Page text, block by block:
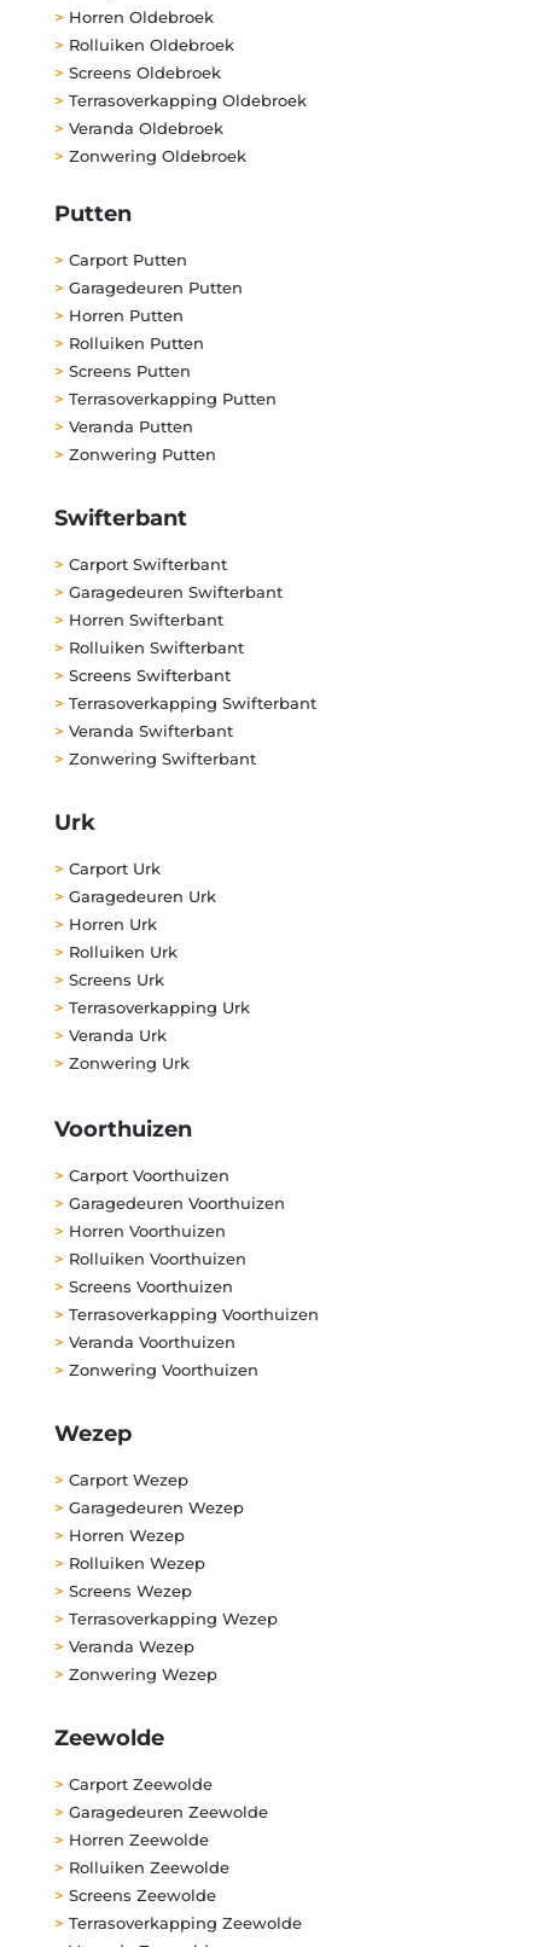
> Horren Oldebroek
> Rolluiken Oldebroek
> Screens Oldebroek
> Terrasoverkapping Oldebroek
> Veranda Oldebroek
> Zonwering Oldebroek
Putten
> Carport Putten
> Garagedeuren Putten
> Horren Putten
> Rolluiken Putten
> Screens Putten
> Terrasoverkapping Putten
> Veranda Putten
> Zonwering Putten
Swifterbant
> Carport Swifterbant
> Garagedeuren Swifterbant
> Horren Swifterbant
> Rolluiken Swifterbant
> Screens Swifterbant
> Terrasoverkapping Swifterbant
> Veranda Swifterbant
> Zonwering Swifterbant
Urk
> Carport Urk
> Garagedeuren Urk
> Horren Urk
> Rolluiken Urk
> Screens Urk
> Terrasoverkapping Urk
> Veranda Urk
> Zonwering Urk
Voorthuizen
> Carport Voorthuizen
> Garagedeuren Voorthuizen
> Horren Voorthuizen
> Rolluiken Voorthuizen
> Screens Voorthuizen
> Terrasoverkapping Voorthuizen
> Veranda Voorthuizen
> Zonwering Voorthuizen
Wezep
> Carport Wezep
> Garagedeuren Wezep
> Horren Wezep
> Rolluiken Wezep
> Screens Wezep
> Terrasoverkapping Wezep
> Veranda Wezep
> Zonwering Wezep
Zeewolde
> Carport Zeewolde
> Garagedeuren Zeewolde
> Horren Zeewolde
> Rolluiken Zeewolde
> Screens Zeewolde
> Terrasoverkapping Zeewolde